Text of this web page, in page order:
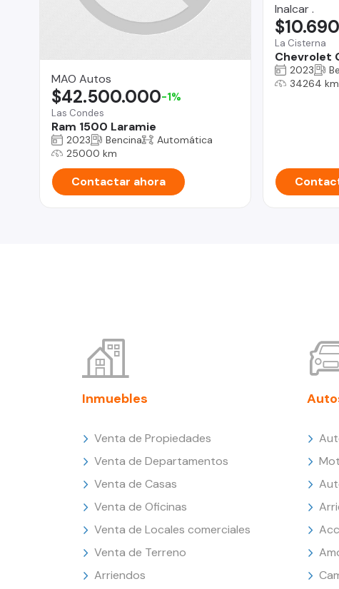
MAO Autos
Las Condes
Ram 1500 Laramie
$42.500.000-1%
2023 Bencina
Automática
25000 km
Contactar ahora
Inalcar .
La Cisterna
Chevrolet
2023
34264 km
Inmuebles
Venta de Propiedades
Venta de Departamentos
Venta de Casas
Venta de Oficinas
Venta de Locales comerciales
Venta de Terreno
Arriendos